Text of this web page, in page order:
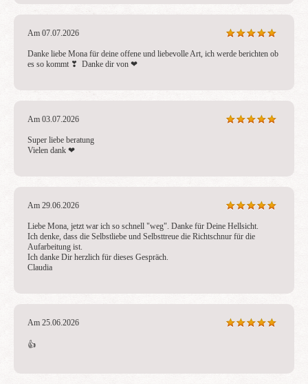
Am 07.07.2026
Danke liebe Mona für deine offene und liebevolle Art, ich werde berichten ob
es so kommt ❣ ️ Danke dir von ❤ ️
Am 03.07.2026
Super liebe beratung
Vielen dank ❤ ️
Am 29.06.2026
Liebe Mona, jetzt war ich so schnell "weg". Danke für Deine Hellsicht.
Ich denke, dass die Selbstliebe und Selbsttreue die Richtschnur für die
Aufarbeitung ist.
Ich danke Dir herzlich für dieses Gespräch.
Claudia
Am 25.06.2026
👍